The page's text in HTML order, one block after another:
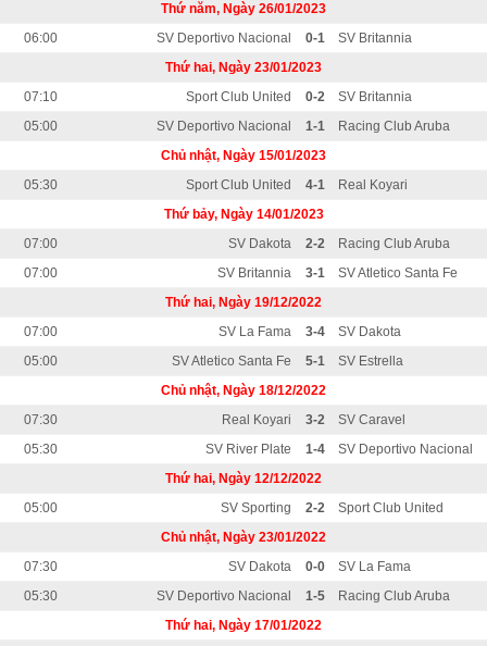
Thứ năm, Ngày 26/01/2023
06:00
SV Deportivo Nacional 0-1
SV Britannia
Thứ hai, Ngày 23/01/2023
07:10
Sport Club United 0-2
SV Britannia
05:00
SV Deportivo Nacional 1-1
Racing Club Aruba
Chủ nhật, Ngày 15/01/2023
05:30
Sport Club United 4-1
Real Koyari
Thứ bảy, Ngày 14/01/2023
07:00
SV Dakota 2-2
Racing Club Aruba
07:00
SV Britannia 3-1
SV Atletico Santa Fe
Thứ hai, Ngày 19/12/2022
07:00
SV La Fama 3-4
SV Dakota
05:00
SV Atletico Santa Fe 5-1
SV Estrella
Chủ nhật, Ngày 18/12/2022
07:30
Real Koyari 3-2
SV Caravel
05:30
SV River Plate 1-4
SV Deportivo Nacional
Thứ hai, Ngày 12/12/2022
05:00
SV Sporting 2-2
Sport Club United
Chủ nhật, Ngày 23/01/2022
07:30
SV Dakota 0-0
SV La Fama
05:30
SV Deportivo Nacional 1-5
Racing Club Aruba
Thứ hai, Ngày 17/01/2022